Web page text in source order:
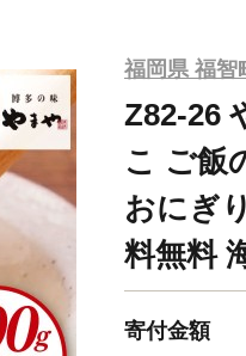
福岡県 福智町
Z82-26
こ ご飯
おにぎ
料無料
寄付金額